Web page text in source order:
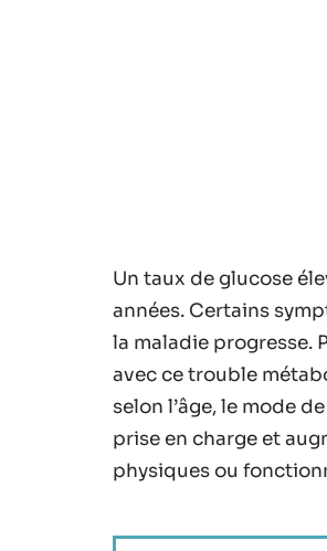
Un taux de glucose
années. Certains
la maladie progresse.
avec ce trouble
selon l’âge, le mode
prise en charge et
physiques ou